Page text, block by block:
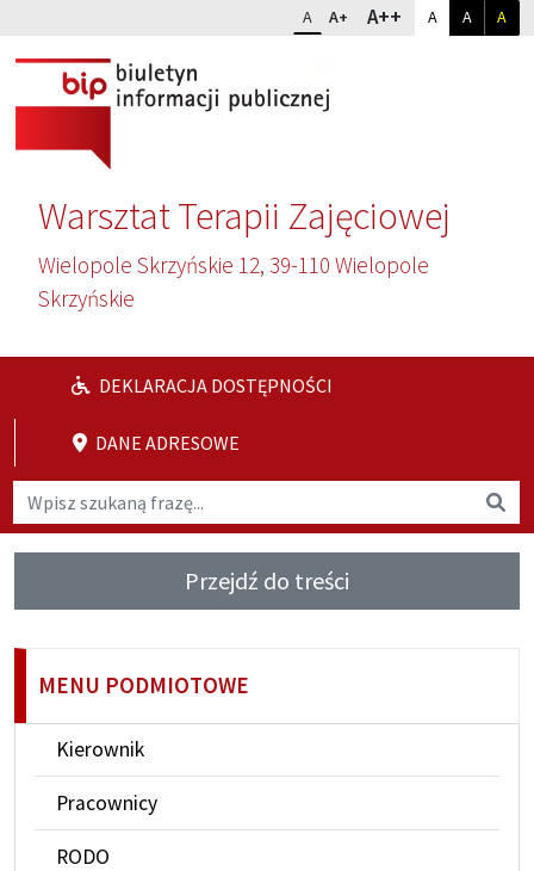
Zmień rozmiar czcionki
A rozmiar standardowy
A+ rozmiar powiększony
A++rozmiar
Dopasuj
A kontrast
A A
Warsztat Terapii Zajęciowej
Wielopole Skrzyńskie 12, 39-110 Wielopole
Skrzyńskie
DEKLARACJA DOSTĘPNOŚCI
DANE ADRESOWE
Wyszukaj na stronie
Przejdź do treści
MENU PODMIOTOWE
Kierownik
Pracownicy
RODO